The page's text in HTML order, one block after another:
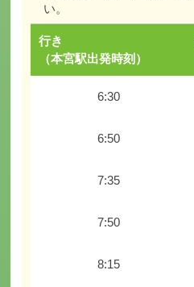
い。
行き
（本宮駅出発時刻）
6:30
6:50
7:35
7:50
8:15